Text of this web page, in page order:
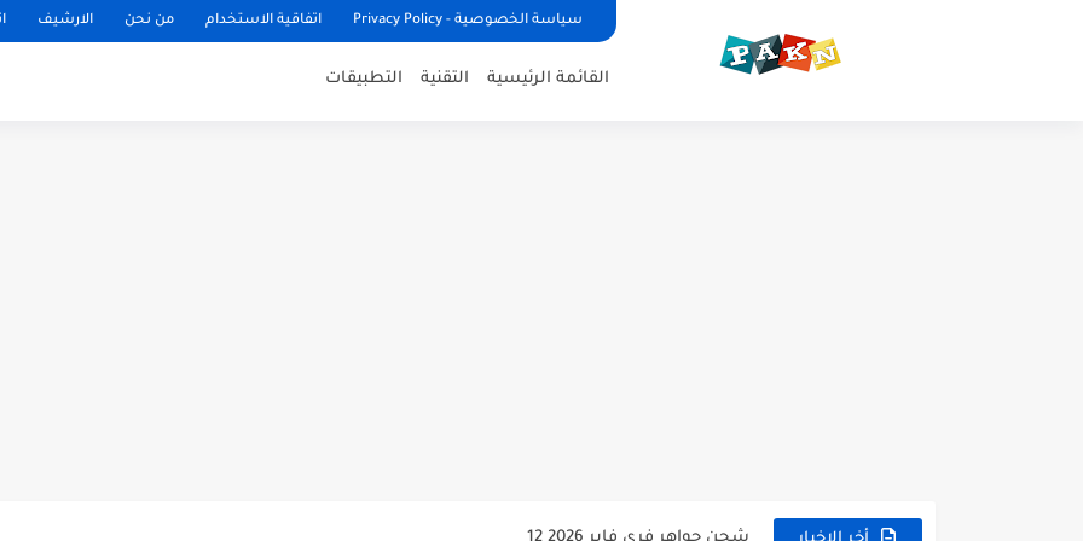
سياسة الخصوصية - Privacy Policy اتفاقية الاستخدام من نحن الارشيف
القائمة الرئيسية التقنية التطبيقات